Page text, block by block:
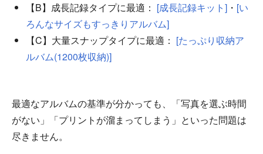
【B】成長記録タイプに最適： [成長記録キット] ・ [い
ろんなサイズもすっきりアルバム]
【C】大量スナップタイプに最適： [たっぷり収納ア
ルバム(1200枚収納)]
最適なアルバムの基準が分かっても、「写真を選ぶ時間
がない」「プリントが溜まってしまう」といった問題は
尽きません。